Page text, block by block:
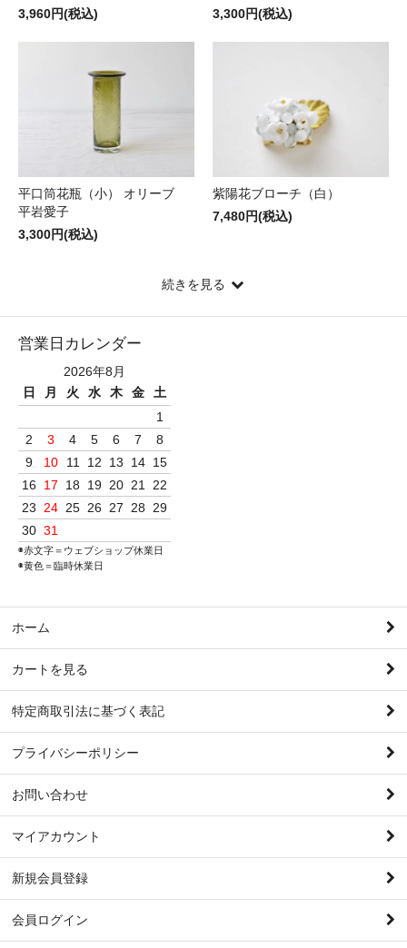
3,960円(税込)
3,300円(税込)
平口筒花瓶（小） オリーブ
平岩愛子
3,300円(税込)
紫陽花ブローチ（白）
7,480円(税込)
続きを見る
営業日カレンダー
2026年8月
日
月 火 水 木 金
土
1
2
3 4 5 6 7
8
9
10 11 12 13 14 15
16
17 18 19 20 21 22
23 24 25 26 27 28 29
30 31
◉赤文字＝ウェブショップ休業日
◉黄色＝臨時休業日
ホーム
カートを見る
特定商取引法に基づく表記
プライバシーポリシー
お問い合わせ
マイアカウント
新規会員登録
会員ログイン